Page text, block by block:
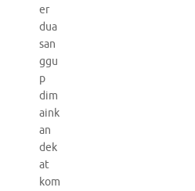
er
dua
san
ggu
p
dim
aink
an
dek
at
kom